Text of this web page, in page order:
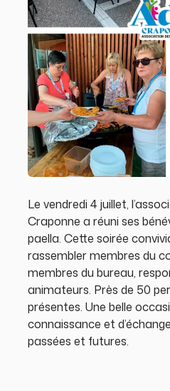
Le vendredi 4 juillet,
Craponne a réuni ses
paella. Cette soirée
rassembler membres du
membres du bureau,
animateurs. Près de 50
présentes. Une belle
connaissance et
passées et futures.